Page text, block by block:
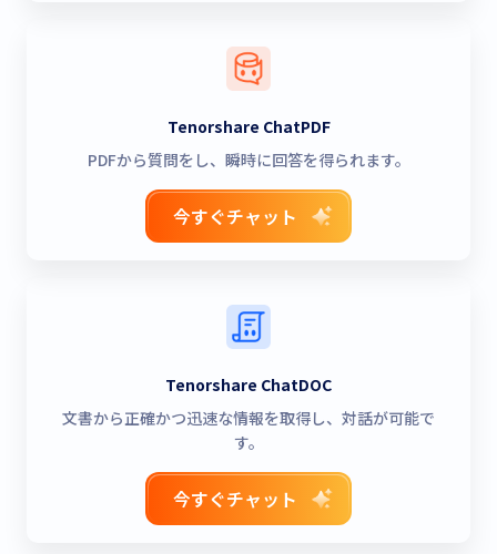
Tenorshare ChatPDF
PDFから質問をし、瞬時に回答を得られます。
今すぐチャット
Tenorshare ChatDOC
文書から正確かつ迅速な情報を取得し、対話が可能で
す。
今すぐチャット